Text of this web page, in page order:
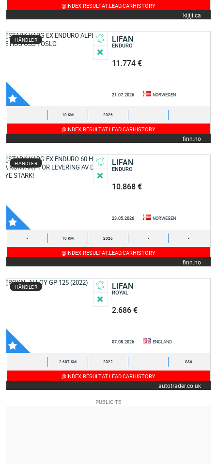
@INDEX.RESULTAT.LEAD.CARHISTORY
kijiji.ca
HÄNDLER LIFAN
ENDURO
11.774 €
21.07.2026 NORWEGEN
- 10 KM 2026 - -
@INDEX.RESULTAT.LEAD.CARHISTORY
finn.no
HÄNDLER LIFAN
ENDURO
10.868 €
23.05.2026 NORWEGEN
- 10 KM 2026 - -
@INDEX.RESULTAT.LEAD.CARHISTORY
finn.no
HÄNDLER LIFAN
ROYAL
2.686 €
07.08.2026 ENGLAND
- 2.607 KM 2022 - SS6
@INDEX.RESULTAT.LEAD.CARHISTORY
autotrader.co.uk